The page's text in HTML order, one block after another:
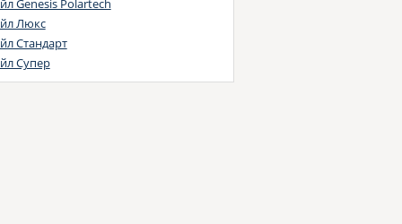
WSS-M2C 920-A
4718M
VDS-3
WSS-M2C948-B
Genesis Polartech
Люкс
Стандарт
Супер